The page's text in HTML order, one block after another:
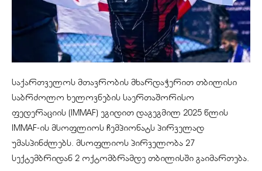
საქართველოს მთავრობის მხარდაჭერით თბილისი
საბრძოლო ხელოვნების საერთაშორისო
ფედერაციის (IMMAF) ეგიდით დაგეგმილ 2025 წლის
IMMAF-ის მსოფლიოს ჩემპიონატს პირველად
უმასპინძლებს. მსოფლიოს პირველობა 27
სექტემბრიდან 2 ოქტომბრამდე თბილისში გაიმართება.